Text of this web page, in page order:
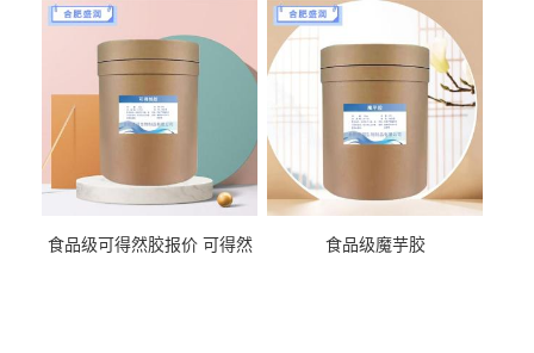
食品级可得然胶报价 可得然
食品级魔芋胶